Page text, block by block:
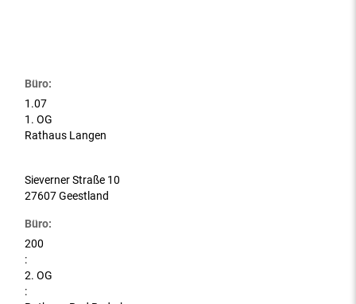
Büro:
1.07
1. OG
Rathaus Langen
Sieverner Straße 10
27607 Geestland
Büro:
200
:
2. OG
: